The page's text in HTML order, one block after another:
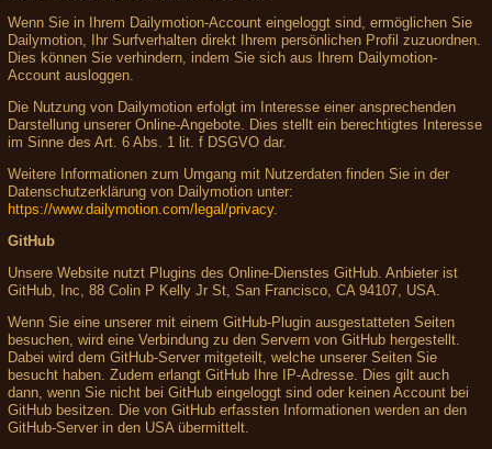
Wenn Sie in Ihrem Dailymotion-Account eingeloggt sind, ermöglichen Sie
Dailymotion, Ihr Surfverhalten direkt Ihrem persönlichen Profil zuzuordnen.
Dies können Sie verhindern, indem Sie sich aus Ihrem Dailymotion-
Account ausloggen.
Die Nutzung von Dailymotion erfolgt im Interesse einer ansprechenden
Darstellung unserer Online-Angebote. Dies stellt ein berechtigtes Interesse
im Sinne des Art. 6 Abs. 1 lit. f DSGVO dar.
Weitere Informationen zum Umgang mit Nutzerdaten finden Sie in der
Datenschutzerklärung von Dailymotion unter:
https://www.dailymotion.com/legal/privacy.
GitHub
Unsere Website nutzt Plugins des Online-Dienstes GitHub. Anbieter ist
GitHub, Inc, 88 Colin P Kelly Jr St, San Francisco, CA 94107, USA.
Wenn Sie eine unserer mit einem GitHub-Plugin ausgestatteten Seiten
besuchen, wird eine Verbindung zu den Servern von GitHub hergestellt.
Dabei wird dem GitHub-Server mitgeteilt, welche unserer Seiten Sie
besucht haben. Zudem erlangt GitHub Ihre IP-Adresse. Dies gilt auch
dann, wenn Sie nicht bei GitHub eingeloggt sind oder keinen Account bei
GitHub besitzen. Die von GitHub erfassten Informationen werden an den
GitHub-Server in den USA übermittelt.